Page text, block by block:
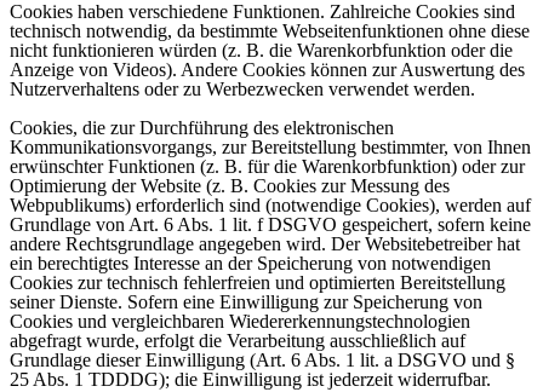
Cookies haben verschiedene Funktionen. Zahlreiche Cookies sind
technisch notwendig, da bestimmte Webseitenfunktionen ohne diese
nicht funktionieren würden (z. B. die Warenkorbfunktion oder die
Anzeige von Videos). Andere Cookies können zur Auswertung des
Nutzerverhaltens oder zu Werbezwecken verwendet werden.
Cookies, die zur Durchführung des elektronischen
Kommunikationsvorgangs, zur Bereitstellung bestimmter, von Ihnen
erwünschter Funktionen (z. B. für die Warenkorbfunktion) oder zur
Optimierung der Website (z. B. Cookies zur Messung des
Webpublikums) erforderlich sind (notwendige Cookies), werden auf
Grundlage von Art. 6 Abs. 1 lit. f DSGVO gespeichert, sofern keine
andere Rechtsgrundlage angegeben wird. Der Websitebetreiber hat
ein berechtigtes Interesse an der Speicherung von notwendigen
Cookies zur technisch fehlerfreien und optimierten Bereitstellung
seiner Dienste. Sofern eine Einwilligung zur Speicherung von
Cookies und vergleichbaren Wiedererkennungstechnologien
abgefragt wurde, erfolgt die Verarbeitung ausschließlich auf
Grundlage dieser Einwilligung (Art. 6 Abs. 1 lit. a DSGVO und §
25 Abs. 1 TDDDG); die Einwilligung ist jederzeit widerrufbar.